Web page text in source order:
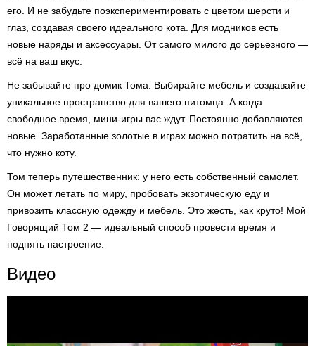
его. И не забудьте поэкспериментировать с цветом шерсти и
глаз, создавая своего идеального кота. Для модников есть
новые наряды и аксессуары. От самого милого до серьезного —
всё на ваш вкус.
Не забывайте про домик Тома. Выбирайте мебель и создавайте
уникальное пространство для вашего питомца. А когда
свободное время, мини-игры вас ждут. Постоянно добавляются
новые. Заработанные золотые в играх можно потратить на всё,
что нужно коту.
Том теперь путешественник: у него есть собственный самолет.
Он может летать по миру, пробовать экзотическую еду и
привозить классную одежду и мебель. Это жесть, как круто! Мой
Говорящий Том 2 — идеальный способ провести время и
поднять настроение.
Видео